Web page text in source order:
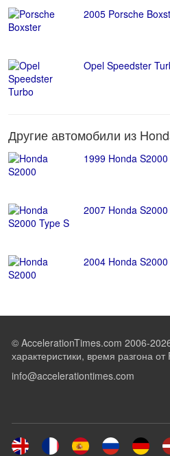
2005 Porsche
Opel Speedster
Другие автомобили из
1999 Honda
2007 Honda
2004 Honda
© AccelerationTimes.com 2006-
характеристики, время разгона
info@accelerationtimes.com